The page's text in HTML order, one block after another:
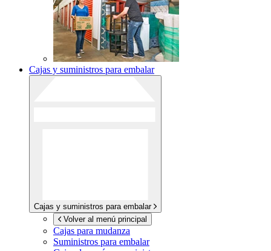
Cajas y suministros para embalar
Cajas y suministros para embalar
Volver al menú principal
Cajas para mudanza
Suministros para embalar